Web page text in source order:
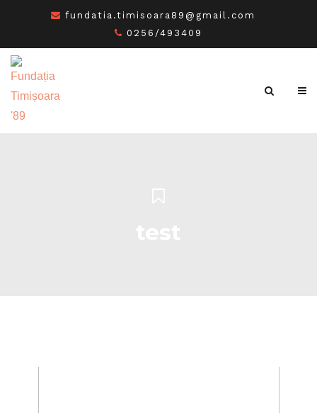
fundatia.timisoara89@gmail.com
0256/493409